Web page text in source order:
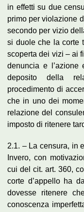
in effetti su due
primo per violazione
secondo per vizio
si duole che la corte
scoperta dei vizi – ai
denuncia e
deposito della
procedimento di
che in uno dei
relazione del
imposto di ritenere
2.1. – La censura, in
Invero, con
cui del cit. art. 360,
corte d’appello ha
dovesse ritenere
conoscenza